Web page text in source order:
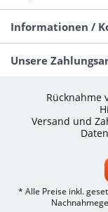
Informationen /
Unsere
Rücknahme
Versand und
* Alle Preise inkl.